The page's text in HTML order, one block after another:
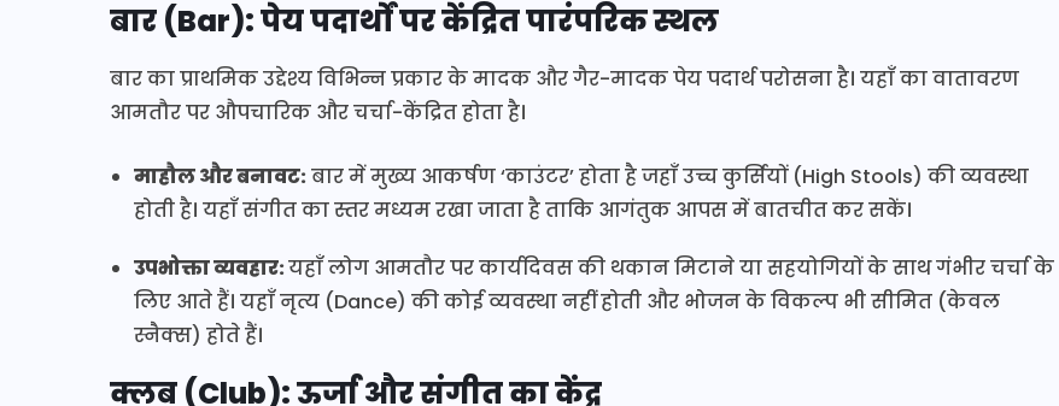
बार (Bar): पेय पदार्थों पर केंद्रित पारंपरिक स्थल
बार का प्राथमिक उद्देश्य विभिन्न प्रकार के मादक और गैर-मादक पेय पदार्थ परोसना है। यहाँ का वातावरण
आमतौर पर औपचारिक और चर्चा-केंद्रित होता है।
माहौल और बनावट:बार में मुख्य आकर्षण ‘काउंटर’ होता है जहाँ उच्च कुर्सियों (High Stools) की व्यवस्था
होती है। यहाँ संगीत का स्तर मध्यम रखा जाता है ताकि आगंतुक आपस में बातचीत कर सकें।
उपभोक्ता व्यवहार:यहाँ लोग आमतौर पर कार्यदिवस की थकान मिटाने या सहयोगियों के साथ गंभीर चर्चा के
लिए आते हैं। यहाँ नृत्य (Dance) की कोई व्यवस्था नहीं होती और भोजन के विकल्प भी सीमित (केवल
स्नैक्स) होते हैं।
क्लब (Club): ऊर्जा और संगीत का केंद्र